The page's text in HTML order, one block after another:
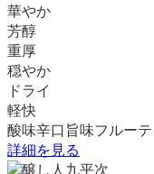
華やか
芳醇
重厚
穏やか
ドライ
軽快
酸味辛口 旨味フルーテ
詳細を見る